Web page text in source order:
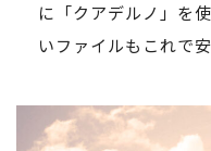
に「クアデルノ」を
いファイルもこれで安